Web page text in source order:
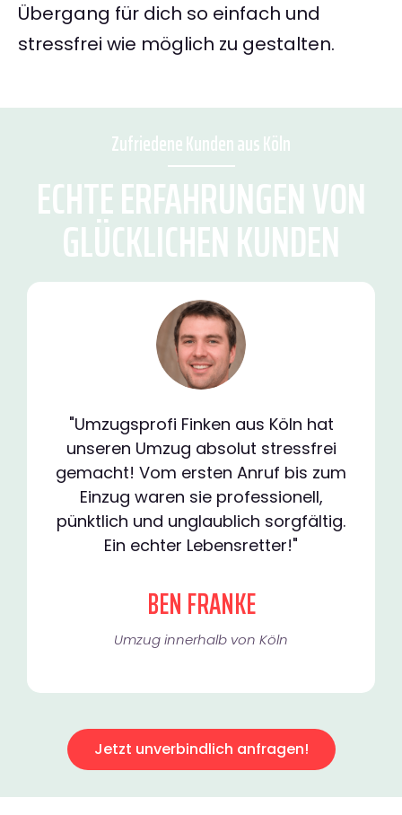
Übergang für dich so einfach und
stressfrei wie möglich zu gestalten.
Zufriedene Kunden aus Köln
ECHTE ERFAHRUNGEN VON
GLÜCKLICHEN KUNDEN
"Umzugsprofi Finken aus Köln hat
unseren Umzug absolut stressfrei
gemacht! Vom ersten Anruf bis zum
Einzug waren sie professionell,
pünktlich und unglaublich sorgfältig.
Ein echter Lebensretter!"
BEN FRANKE
Umzug innerhalb von Köln​
Jetzt unverbindlich anfragen!